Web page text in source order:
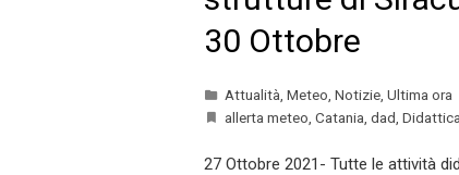
30 Ottobre
Attualità Meteo Notizie Ultima ora
allerta meteo Catania dad
27 Ottobre 2021- Tutte le attività